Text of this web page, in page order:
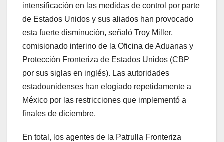
intensificación en las medidas de control por parte
de Estados Unidos y sus aliados han provocado
esta fuerte disminución, señaló Troy Miller,
comisionado interino de la Oficina de Aduanas y
Protección Fronteriza de Estados Unidos (CBP
por sus siglas en inglés). Las autoridades
estadounidenses han elogiado repetidamente a
México por las restricciones que implementó a
finales de diciembre.
En total, los agentes de la Patrulla Fronteriza